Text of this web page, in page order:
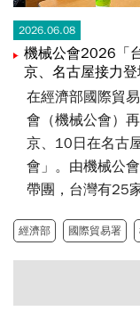
2026.06.08
機械公會2026「
京、名古屋接力
在經濟部國際貿
會（機械公會）
京、10日在名古
會」。由機械公
帶團，台灣有25
實質訂單與技術
經濟部 國際貿易署